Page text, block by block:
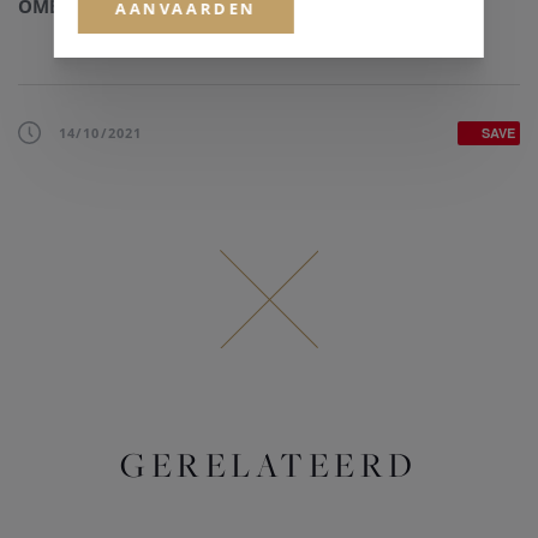
OMEGA Co-Axial Master Chronometer Kaliber
14/10/2021 SAVE
GERELATEERD
AANVAARDEN